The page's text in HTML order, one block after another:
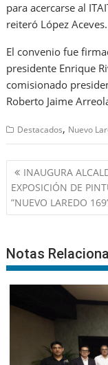
para acercarse al
reiteró López Aceves.
El convenio fue
presidente Enrique
comisionado
Roberto Jaime
Destacados, Nuevo
Navegación
de
entradas
INAUGURA
EXPOSICIÓN DE
”NUEVO LAREDO
Notas